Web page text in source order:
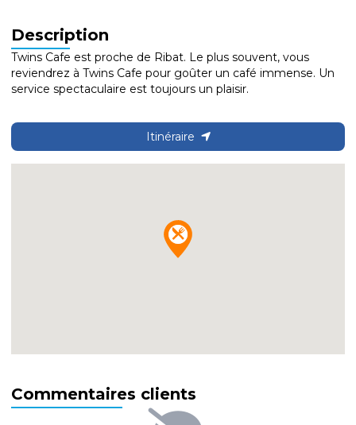
Description
Twins Cafe est proche de Ribat. Le plus souvent, vous
reviendrez à Twins Cafe pour goûter un café immense. Un
service spectaculaire est toujours un plaisir.
Itinéraire
Commentaires clients